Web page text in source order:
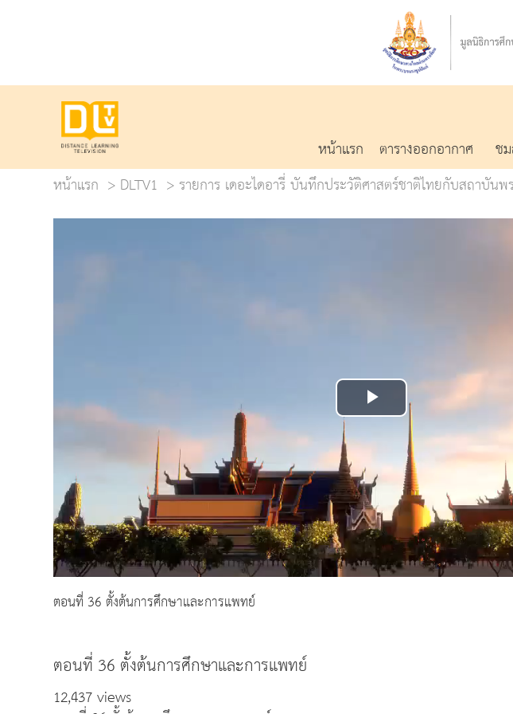
หน้าแรก ตารางออกอากาศ ช
หน้าแรก
DLTV1 รายการ เดอะไดอารี่ บันทึกประวัติศาสตร์ชาติไทยกับสถาบัน
Play
Video
ตอนที่ 36 ตั้งต้นการศึกษาและการแพทย์
ตอนที่ 36 ตั้งต้นการศึกษาและการแพทย์
12,437 views